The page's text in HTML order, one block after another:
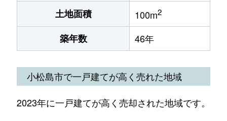
土地面積 100m2
築年数 46年
小松島市で一戸建てが高く売れた地域
2023年に一戸建てが高く売却された地域です。